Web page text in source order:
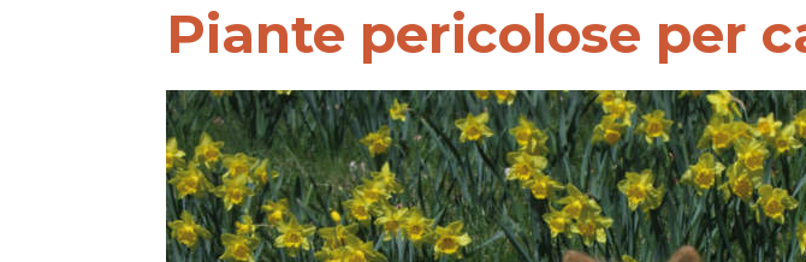
Piante pericolose per